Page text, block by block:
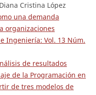
Cristina López
una demanda
organizaciones
Ingeniería: Vol. 13 Núm.
de resultados
de la Programación en
de tres modelos de